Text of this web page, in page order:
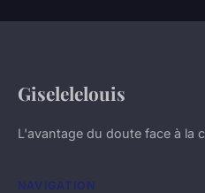
Giselelelouis
L'avantage du doute face à la
NAVIGATION